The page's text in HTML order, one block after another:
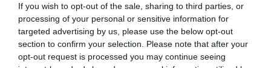
If you wish to opt-out of the sale, sharing to third parties, or
processing of your personal or sensitive information for
targeted advertising by us, please use the below opt-out
section to confirm your selection. Please note that after your
opt-out request is processed you may continue seeing
semanalmente. Abonar dos veces al mes en primavera y
verano, podemos utilizar un abono mineral liquido, para
plantas de flor. Para florecer abundantemente necesita
una buena iluminación.